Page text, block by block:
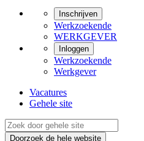
Inschrijven
Werkzoekende
WERKGEVER
Inloggen
Werkzoekende
Werkgever
Vacatures
Gehele site